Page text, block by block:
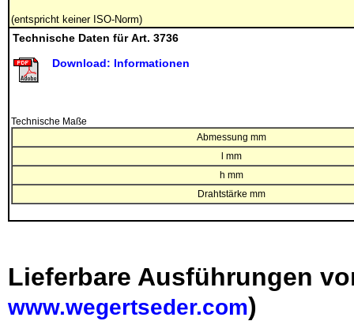
(entspricht keiner ISO-Norm)
Technische Daten für Art. 3736
Download: Informationen
Technische Maße
Abmessung mm
l mm
h mm
Drahtstärke mm
Lieferbare Ausführungen
www.wegertseder.com)